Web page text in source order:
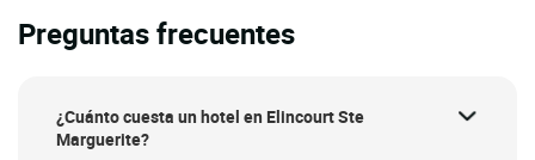
Preguntas frecuentes
¿Cuánto cuesta un hotel en Elincourt Ste
Marguerite?